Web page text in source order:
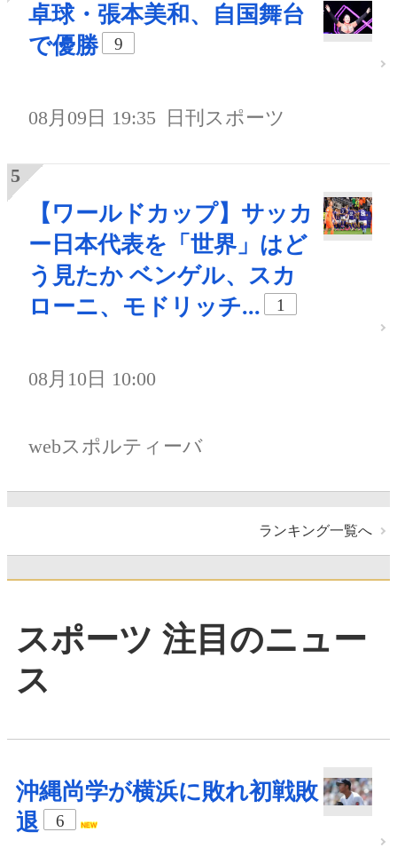
卓球・張本美和、自国舞台
で優勝
9
08月09日 19:35 日刊スポーツ
【ワールドカップ】サッカ
ー日本代表を「世界」はど
う見たか ベンゲル、スカ
ローニ、モドリッチ...
1
08月10日 10:00
webスポルティーバ
ランキング一覧へ
スポーツ 注目のニュー
ス
沖縄尚学が横浜に敗れ初戦敗
退
6